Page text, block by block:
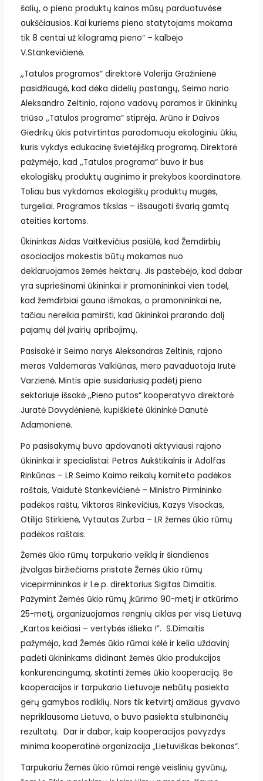
šalių, o pieno produktų kainos mūsų parduotuvėse
aukščiausios. Kai kuriems pieno statytojams mokama
tik 8 centai už kilogramą pieno“ – kalbėjo
V.Stankevičienė.
,,Tatulos programos“ direktorė Valerija Gražinienė
pasidžiaugė, kad dėka didelių pastangų, Seimo nario
Aleksandro Zeltinio, rajono vadovų paramos ir ūkininkų
triūso ,,Tatulos programa“ stiprėja. Arūno ir Daivos
Giedrikų ūkis patvirtintas parodomuoju ekologiniu ūkiu,
kuris vykdys edukacinę švietėjišką programą. Direktorė
pažymėjo, kad ,,Tatulos programa“ buvo ir bus
ekologiškų produktų auginimo ir prekybos koordinatorė.
Toliau bus vykdomos ekologiškų produktų mugės,
turgeliai. Programos tikslas – išsaugoti švarią gamtą
ateities kartoms.
Ūkininkas Aidas Vaitkevičius pasiūlė, kad Žemdirbių
asociacijos mokestis būtų mokamas nuo
deklaruojamos žemės hektarų. Jis pastebėjo, kad dabar
yra supriešinami ūkininkai ir pramonininkai vien todėl,
kad žemdirbiai gauna išmokas, o pramonininkai ne,
tačiau nereikia pamiršti, kad ūkininkai praranda dalį
pajamų dėl įvairių apribojimų.
Pasisakė ir Seimo narys Aleksandras Zeltinis, rajono
meras Valdemaras Valkiūnas, mero pavaduotoja Irutė
Varzienė. Mintis apie susidariusią padėtį pieno
sektoriuje išsakė ,,Pieno putos“ kooperatyvo direktorė
Juratė Dovydėnienė, kupiškietė ūkininkė Danutė
Adamonienė.
Po pasisakymų buvo apdovanoti aktyviausi rajono
ūkininkai ir specialistai: Petras Aukštikalnis ir Adolfas
Rinkūnas – LR Seimo Kaimo reikalų komiteto padėkos
raštais, Vaidutė Stankevičienė – Ministro Pirmininko
padėkos raštu, Viktoras Rinkevičius, Kazys Visockas,
Otilija Stirkienė, Vytautas Zurba – LR žemės ūkio rūmų
padėkos raštais.
Žemės ūkio rūmų tarpukario veiklą ir šiandienos
įžvalgas biržiečiams pristatė Žemės ūkio rūmų
vicepirmininkas ir l.e.p. direktorius Sigitas Dimaitis.
Pažymint Žemės ūkio rūmų įkūrimo 90-metį ir atkūrimo
25-metį, organizuojamas rengnių ciklas per visą Lietuvą
„Kartos keičiasi – vertybės išlieka !”. S.Dimaitis
pažymėjo, kad Žemės ūkio rūmai kėlė ir kelia uždavinį
padėti ūkininkams didinant žemės ūkio produkcijos
konkurencingumą, skatinti žemės ūkio kooperaciją. Be
kooperacijos ir tarpukario Lietuvoje nebūtų pasiekta
gerų gamybos rodiklių. Nors tik ketvirtį amžiaus gyvavo
nepriklausoma Lietuva, o buvo pasiekta stulbinančių
rezultatų. Dar ir dabar, kaip kooperacijos pavyzdys
minima kooperatinė organizacija „Lietuviškas bekonas“.
Tarpukariu Žemės ūkio rūmai rengė veislinių gyvūnų,